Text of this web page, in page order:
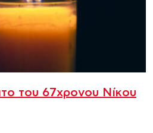
του 67χρονου Νίκου